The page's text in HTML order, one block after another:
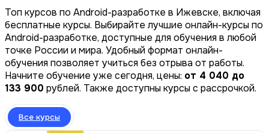
Топ курсов по Android-разработке в Ижевске, включая
бесплатные курсы. Выбирайте лучшие онлайн-курсы по
Android-разработке, доступные для обучения в любой
точке России и мира. Удобный формат онлайн-
обучения позволяет учиться без отрыва от работы.
Начните обучение уже сегодня, цены: от 4 040 до
133 900 рублей. Также доступны курсы с рассрочкой.
Все курсы